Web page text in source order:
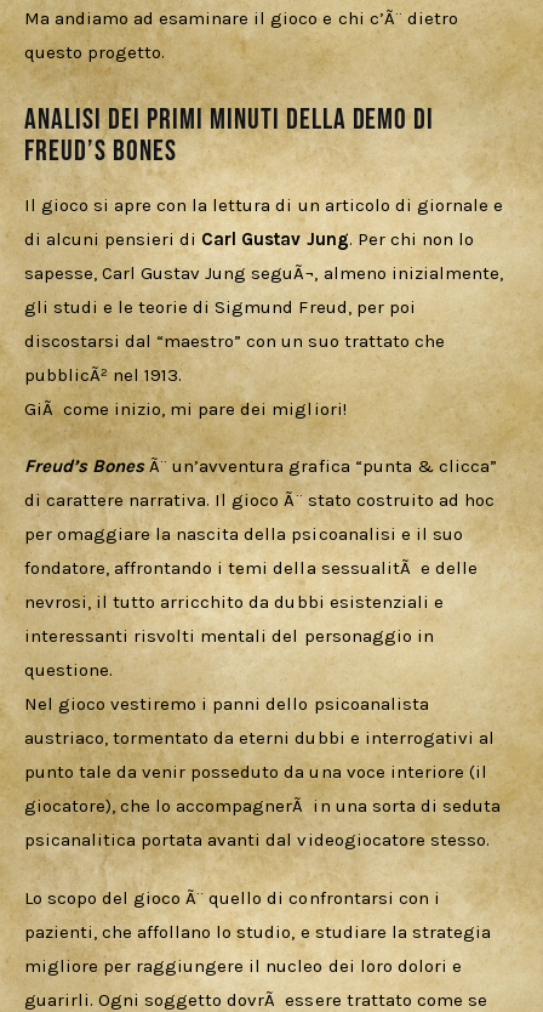
Ma andiamo ad esaminare il gioco e chi c’Ã¨ dietro
questo progetto.
Analisi dei primi minuti della demo di
Freud’s Bones
Il gioco si apre con la lettura di un articolo di giornale e
di alcuni pensieri di Carl Gustav Jung. Per chi non lo
sapesse, Carl Gustav Jung seguÃ¬, almeno inizialmente,
gli studi e le teorie di Sigmund Freud, per poi
discostarsi dal “maestro” con un suo trattato che
pubblicÃ² nel 1913.
GiÃ  come inizio, mi pare dei migliori!
Freud’s Bones Ã¨ un’avventura grafica “punta & clicca”
di carattere narrativa. Il gioco Ã¨ stato costruito ad hoc
per omaggiare la nascita della psicoanalisi e il suo
fondatore, affrontando i temi della sessualitÃ  e delle
nevrosi, il tutto arricchito da dubbi esistenziali e
interessanti risvolti mentali del personaggio in
questione.
Nel gioco vestiremo i panni dello psicoanalista
austriaco, tormentato da eterni dubbi e interrogativi al
punto tale da venir posseduto da una voce interiore (il
giocatore), che lo accompagnerÃ  in una sorta di seduta
psicanalitica portata avanti dal videogiocatore stesso.
Lo scopo del gioco Ã¨ quello di confrontarsi con i
pazienti, che affollano lo studio, e studiare la strategia
migliore per raggiungere il nucleo dei loro dolori e
guarirli. Ogni soggetto dovrÃ  essere trattato come se